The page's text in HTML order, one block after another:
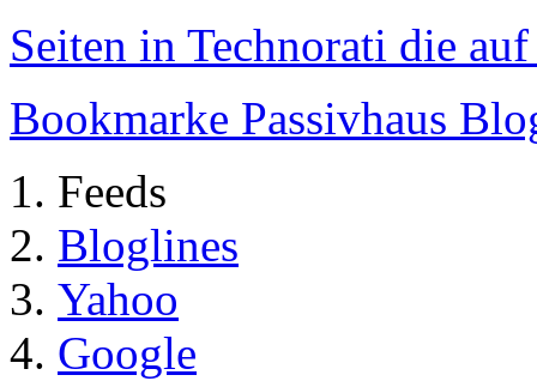
Seiten in Technorati die
Bookmarke Passivhaus
Feeds
Bloglines
Yahoo
Google